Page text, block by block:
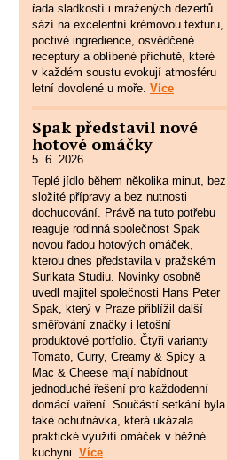
řada sladkostí i mražených dezertů
sází na excelentní krémovou texturu,
poctivé ingredience, osvědčené
receptury a oblíbené příchutě, které
v každém soustu evokují atmosféru
letní dovolené u moře. Více
Spak představil nové
hotové omáčky
5. 6. 2026
Teplé jídlo během několika minut, bez
složité přípravy a bez nutnosti
dochucování. Právě na tuto potřebu
reaguje rodinná společnost Spak
novou řadou hotových omáček,
kterou dnes představila v pražském
Surikata Studiu. Novinky osobně
uvedl majitel společnosti Hans Peter
Spak, který v Praze přiblížil další
směřování značky i letošní
produktové portfolio. Čtyři varianty
Tomato, Curry, Creamy & Spicy a
Mac & Cheese mají nabídnout
jednoduché řešení pro každodenní
domácí vaření. Součástí setkání byla
také ochutnávka, která ukázala
praktické využití omáček v běžné
kuchyni. Více